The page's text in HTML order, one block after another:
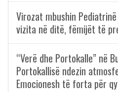
Virozat mbushin
vizita në ditë, fëmijët të
“Verë dhe Portokalle” në
Portokallisë ndezin
Emocionesh të forta për